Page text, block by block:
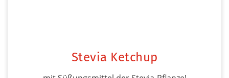
Stevia Ketchup